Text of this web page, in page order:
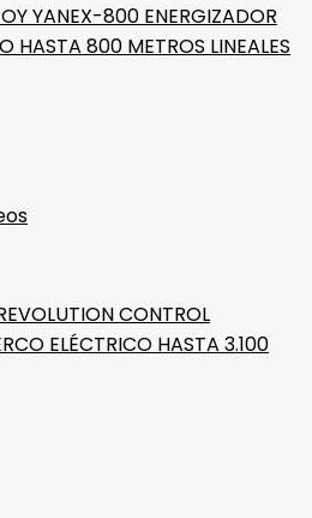
YANEX-800 ENERGIZADOR
HASTA 800 METROS LINEALES
CONTROL
ELÉCTRICO HASTA 3.100